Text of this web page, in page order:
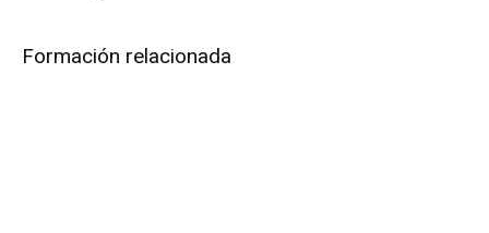
Formación relacionada